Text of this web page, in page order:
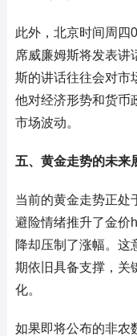
此外，北京时间周四
席威廉姆斯将发表讲
斯的讲话往往会对市
他对经济形势和货币
市场波动。
五、黄金走势的未来
当前的黄金走势正处
避险情绪推升了金价
降却压制了涨幅。这
期依旧具备支撑，关
化。
如果即将公布的非农